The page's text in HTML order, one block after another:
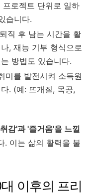
로젝트 단위로 일하
습니다.
퇴직 후 남는 시간을 활
, 재능 기부 형식으로
방법도 있습니다.
미를 발전시켜 소득원
. (예: 뜨개질, 목공,
감'과 '즐거움'을 느낄
. 이는 삶의 활력을 불
이후의 프리